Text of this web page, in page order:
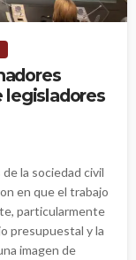
legisladores
la sociedad civil
en que el trabajo
particularmente
presupuestal y la
imagen de